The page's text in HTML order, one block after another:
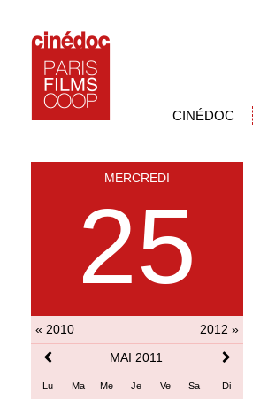
CINÉDOC
MERCREDI
25
« 2010
2012 »
MAI 2011
Lu Ma Me Je Ve Sa Di